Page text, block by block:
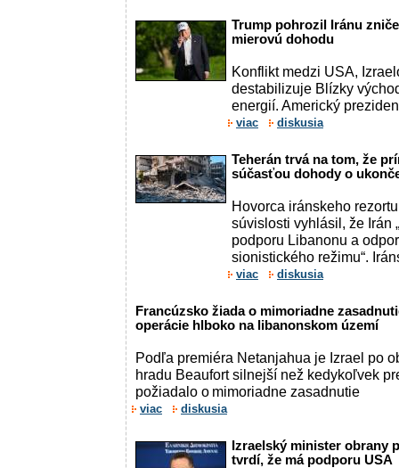
Trump pohrozil Iránu
mierovú dohodu
Konflikt medzi USA,
destabilizuje Blízky
energií. Americký
viac diskusia
Teherán trvá na tom, že
súčasťou dohody o
Hovorca iránskeho
súvislosti vyhlásil, že Irán
podporu Libanonu a
sionistického režimu“.
viac diskusia
Francúzsko žiada o mimoriadne
operácie hlboko na libanonskom území
Podľa premiéra Netanjahua je Izrael po
hradu Beaufort silnejší než kedykoľvek
požiadalo o mimoriadne zasadnutie
viac diskusia
Izraelský minister obrany
tvrdí, že má podporu USA